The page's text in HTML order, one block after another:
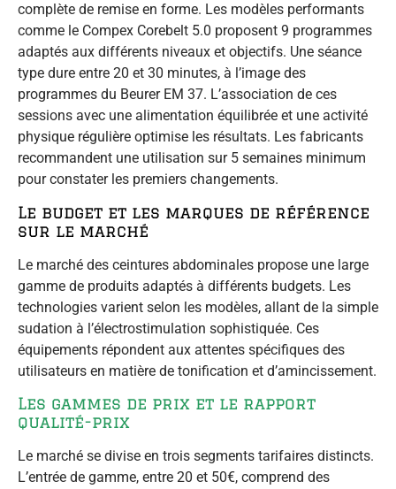
complète de remise en forme. Les modèles performants
comme le Compex Corebelt 5.0 proposent 9 programmes
adaptés aux différents niveaux et objectifs. Une séance
type dure entre 20 et 30 minutes, à l’image des
programmes du Beurer EM 37. L’association de ces
sessions avec une alimentation équilibrée et une activité
physique régulière optimise les résultats. Les fabricants
recommandent une utilisation sur 5 semaines minimum
pour constater les premiers changements.
Le budget et les marques de référence
sur le marché
Le marché des ceintures abdominales propose une large
gamme de produits adaptés à différents budgets. Les
technologies varient selon les modèles, allant de la simple
sudation à l’électrostimulation sophistiquée. Ces
équipements répondent aux attentes spécifiques des
utilisateurs en matière de tonification et d’amincissement.
Les gammes de prix et le rapport
qualité-prix
Le marché se divise en trois segments tarifaires distincts.
L’entrée de gamme, entre 20 et 50€, comprend des